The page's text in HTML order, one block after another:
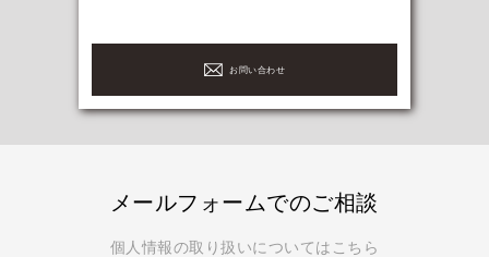
お問い合わせ
メールフォームでのご相談
個人情報の取り扱いについてはこちら